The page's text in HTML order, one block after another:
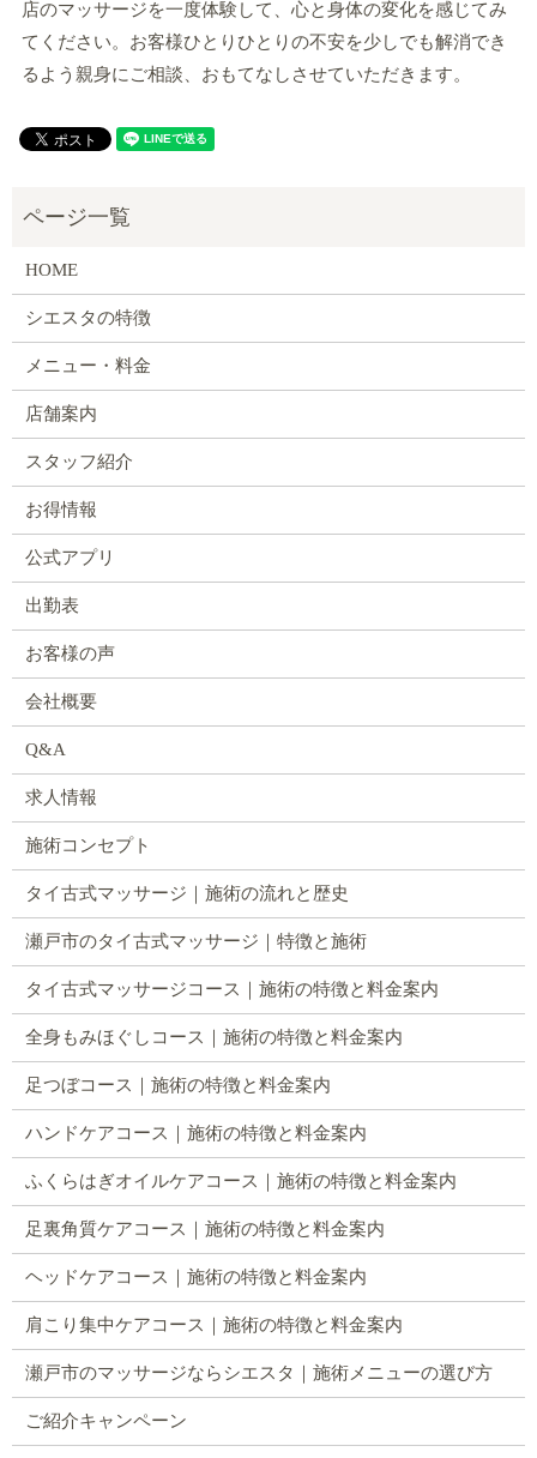
店のマッサージを一度体験して、心と身体の変化を感じてみ
てください。お客様ひとりひとりの不安を少しでも解消でき
るよう親身にご相談、おもてなしさせていただきます。
HOME
シエスタの特徴
メニュー・料金
店舗案内
スタッフ紹介
お得情報
公式アプリ
出勤表
お客様の声
会社概要
Q&A
求人情報
施術コンセプト
タイ古式マッサージ｜施術の流れと歴史
瀬戸市のタイ古式マッサージ｜特徴と施術
タイ古式マッサージコース｜施術の特徴と料金案内
全身もみほぐしコース｜施術の特徴と料金案内
足つぼコース｜施術の特徴と料金案内
ハンドケアコース｜施術の特徴と料金案内
ふくらはぎオイルケアコース｜施術の特徴と料金案内
足裏角質ケアコース｜施術の特徴と料金案内
ヘッドケアコース｜施術の特徴と料金案内
肩こり集中ケアコース｜施術の特徴と料金案内
瀬戸市のマッサージならシエスタ｜施術メニューの選び方
ご紹介キャンペーン